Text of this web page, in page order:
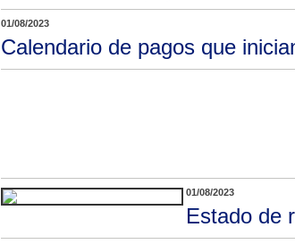
01/08/2023
Calendario de pagos que
01/08/2023
Estado de